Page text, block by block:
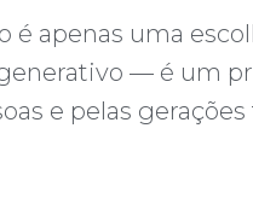
é apenas uma
— é um
e pelas gerações